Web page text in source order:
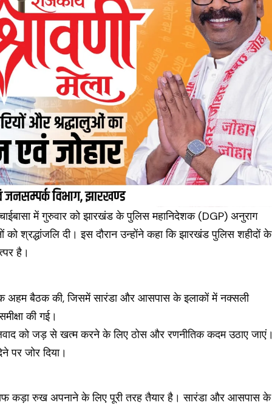
में गुरुवार को झारखंड के पुलिस महानिदेशक (DGP) अनुराग
को श्रद्धांजलि दी। इस दौरान उन्होंने कहा कि झारखंड पुलिस शहीदों के
है।
अहम बैठक की, जिसमें सारंडा और आसपास के इलाकों में नक्सली
की गई।
को जड़ से खत्म करने के लिए ठोस और रणनीतिक कदम उठाए
पर जोर दिया।
कड़ा रुख अपनाने के लिए पूरी तरह तैयार है। सारंडा और आसपास के